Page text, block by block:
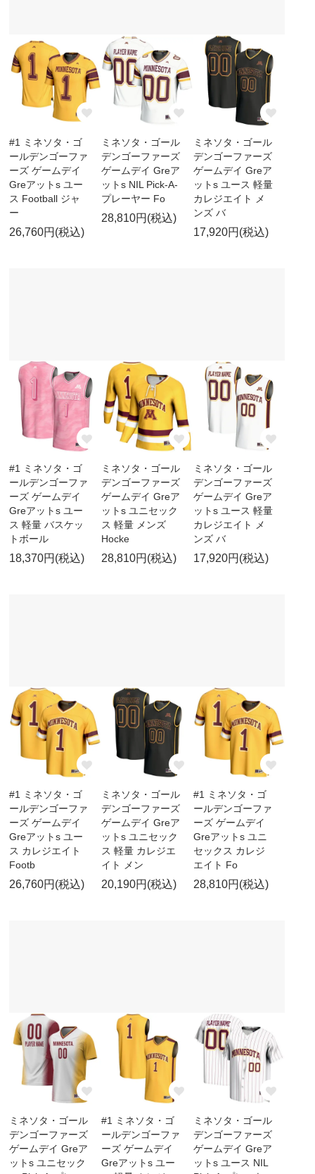
#1 ミネソタ・ゴ
ールデンゴーファ
ーズ ゲームデイ
Greアットs ユー
ス Football ジャ
ー
26,760円(税込)
ミネソタ・ゴール
デンゴーファーズ
ゲームデイ Greア
ットs NIL Pick-A-
プレーヤー Fo
28,810円(税込)
ミネソタ・ゴール
デンゴーファーズ
ゲームデイ Greア
ットs ユース 軽量
カレジエイト メ
ンズ バ
17,920円(税込)
#1 ミネソタ・ゴ
ールデンゴーファ
ーズ ゲームデイ
Greアットs ユー
ス 軽量 バスケッ
トボール
18,370円(税込)
ミネソタ・ゴール
デンゴーファーズ
ゲームデイ Greア
ットs ユニセック
ス 軽量 メンズ
Hocke
28,810円(税込)
ミネソタ・ゴール
デンゴーファーズ
ゲームデイ Greア
ットs ユース 軽量
カレジエイト メ
ンズ バ
17,920円(税込)
#1 ミネソタ・ゴ
ールデンゴーファ
ーズ ゲームデイ
Greアットs ユー
ス カレジエイト
Footb
26,760円(税込)
ミネソタ・ゴール
デンゴーファーズ
ゲームデイ Greア
ットs ユニセック
ス 軽量 カレジエ
イト メン
20,190円(税込)
#1 ミネソタ・ゴ
ールデンゴーファ
ーズ ゲームデイ
Greアットs ユニ
セックス カレジ
エイト Fo
28,810円(税込)
ミネソタ・ゴール
デンゴーファーズ
ゲームデイ Greア
ットs ユニセック
#1 ミネソタ・ゴ
ールデンゴーファ
ーズ ゲームデイ
Greアットs ユー
ミネソタ・ゴール
デンゴーファーズ
ゲームデイ Greア
ットs ユース NIL